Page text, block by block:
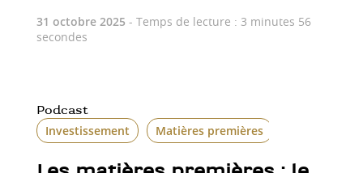
31 octobre 2025 - Temps de lecture : 3 minutes 56
secondes
Podcast
Investissement Matières premières